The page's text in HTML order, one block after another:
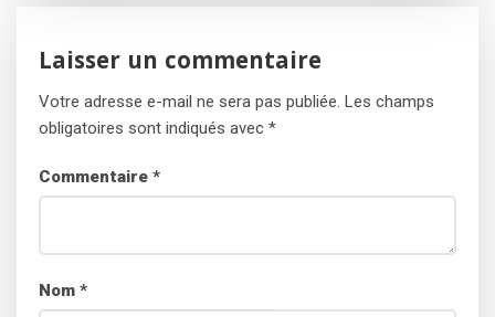
Laisser un commentaire
Votre adresse e-mail ne sera pas publiée. Les champs
obligatoires sont indiqués avec *
Commentaire *
Nom *